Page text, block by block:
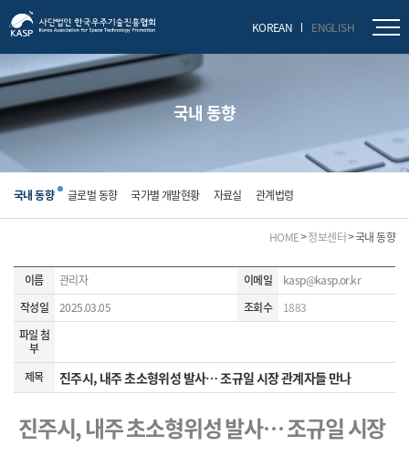
KOREAN ENGLISH
닫기
국내 동향
국내 동향 글로벌 동향 국가별 개발현황 자료실 관계법령
HOME 정보센터 국내 동향
이름 관리자 이메일
kasp@kasp.or.kr
작성일
2025.03.05 조회수
1883
파일 첨
부
제목
진주시, 내주 초소형위성 발사… 조규일 시장 관계자들 만나
진주시, 내주 초소형위성 발사… 조규일 시장